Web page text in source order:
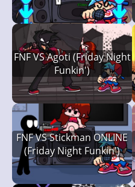
FNF VS Agoti (Friday Night
Funkin')
FNF VS Stickman ONLINE
(Friday Night Funkin')